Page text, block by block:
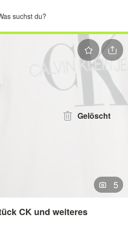
Gelöscht
5
Tshirt M Bundle 5 Stück CK und weiteres